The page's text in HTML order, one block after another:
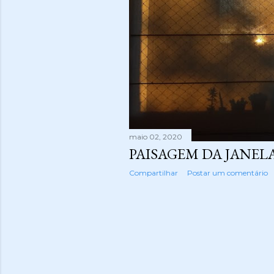
maio 02, 2020
PAISAGEM DA
Compartilhar Postar um comentário